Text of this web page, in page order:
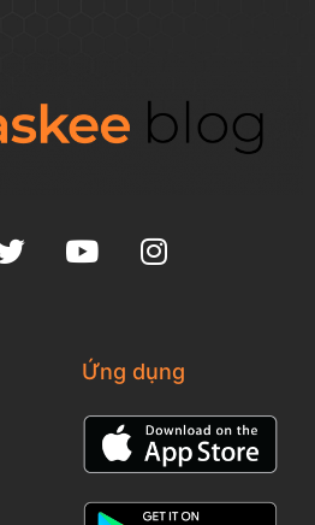
Ứng dụng